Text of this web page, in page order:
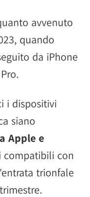
avvenuto
quando
da iPhone
i dispositivi
siano
Apple e
compatibili con
trionfale